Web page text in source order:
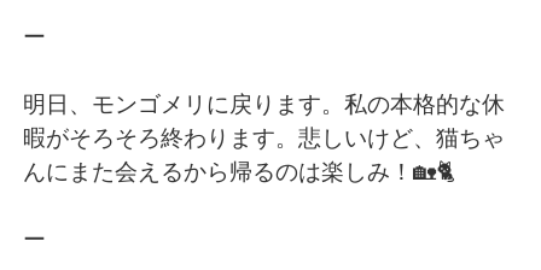
ー
明日、モンゴメリに戻ります。私の本格的な休
暇がそろそろ終わります。悲しいけど、猫ちゃ
んにまた会えるから帰るのは楽しみ！🏡🐈
ー